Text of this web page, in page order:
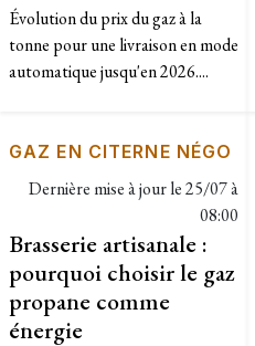
Évolution du prix du gaz à la
tonne pour une livraison en mode
automatique jusqu'en 2026....
GAZ EN CITERNE NÉGO
Dernière mise à jour le25/07 à
08:00
Brasserie artisanale :
pourquoi choisir le gaz
propane comme
énergie